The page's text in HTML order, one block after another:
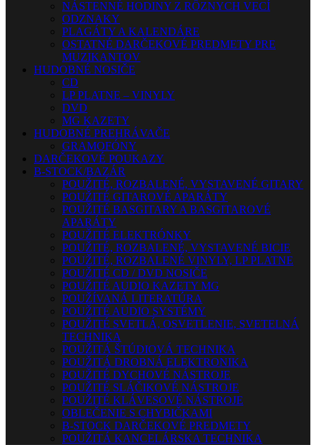
NÁSTENNÉ HODINY Z RÔZNYCH VECÍ
ODZNAKY
PLAGÁTY A KALENDÁRE
OSTATNÉ DARČEKOVÉ PREDMETY PRE
MUZIKANTOV
HUDOBNÉ NOSIČE
CD
LP PLATNE – VINYLY
DVD
MG KAZETY
HUDOBNÉ PREHRÁVAČE
GRAMOFÓNY
DARČEKOVÉ POUKAZY
B-STOCK/BAZÁR
POUŽITÉ, ROZBALENÉ, VYSTAVENÉ GITARY
POUŽITÉ GITAROVÉ APARÁTY
POUŽITÉ BASGITARY A BASGITAROVÉ
APARÁTY
POUŽITÉ ELEKTRÓNKY
POUŽITÉ, ROZBALENÉ, VYSTAVENÉ BICIE
POUŽITÉ, ROZBALENÉ VINYLY, LP PLATNE
POUŽITÉ CD / DVD NOSIČE
POUŽITÉ AUDIO KAZETY MG
POUŽÍVANÁ LITERATÚRA
POUŽITÉ AUDIO SYSTÉMY
POUŽITÉ SVETLÁ, OSVETLENIE, SVETELNÁ
TECHNIKA
POUŽITÁ ŠTÚDIOVÁ TECHNIKA
POUŽITÁ DROBNÁ ELEKTRONIKA
POUŽITÉ DYCHOVÉ NÁSTROJE
POUŽITÉ SLÁČIKOVÉ NÁSTROJE
POUŽITÉ KLÁVESOVÉ NÁSTROJE
OBLEČENIE S CHYBIČKAMI
B-STOCK DARČEKOVÉ PREDMETY
POUŽITÁ KANCELÁRSKA TECHNIKA